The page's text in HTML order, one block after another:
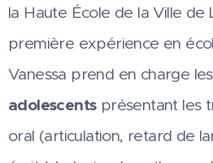
la Haute École de la Ville
première expérience en
Vanessa prend en charge les
adolescentsprésentant les
oral (articulation, retard de